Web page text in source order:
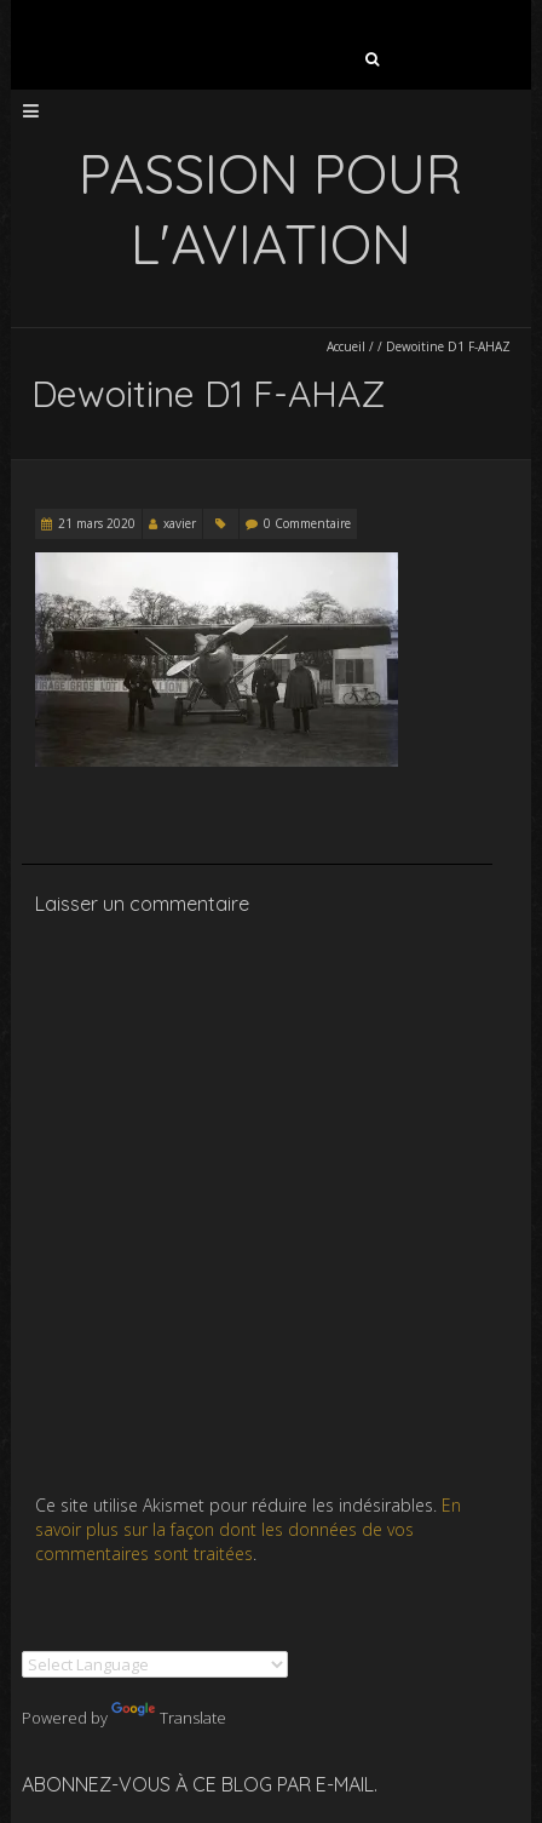
PASSION POUR
L'AVIATION
Accueil / / Dewoitine D1 F-AHAZ
Dewoitine D1 F-AHAZ
21 mars 2020 xavier 0 Commentaire
Laisser un commentaire
Ce site utilise Akismet pour réduire les indésirables. En
savoir plus sur la façon dont les données de vos
commentaires sont traitées.
Powered by Translate
ABONNEZ-VOUS À CE BLOG PAR E-MAIL.